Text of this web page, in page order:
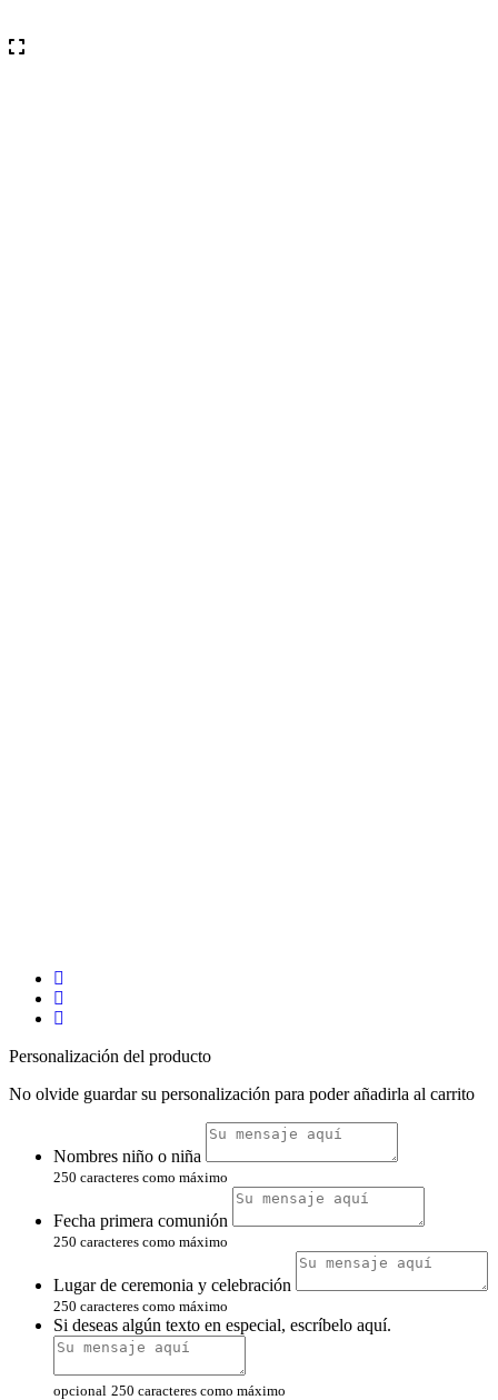
Personalización del producto
No olvide guardar su personalización para poder añadirla al carrito
Nombres niño o niña
250 caracteres como máximo
Fecha primera comunión
250 caracteres como máximo
Lugar de ceremonia y celebración
250 caracteres como máximo
Si deseas algún texto en especial, escríbelo aquí.
opcional 250 caracteres como máximo